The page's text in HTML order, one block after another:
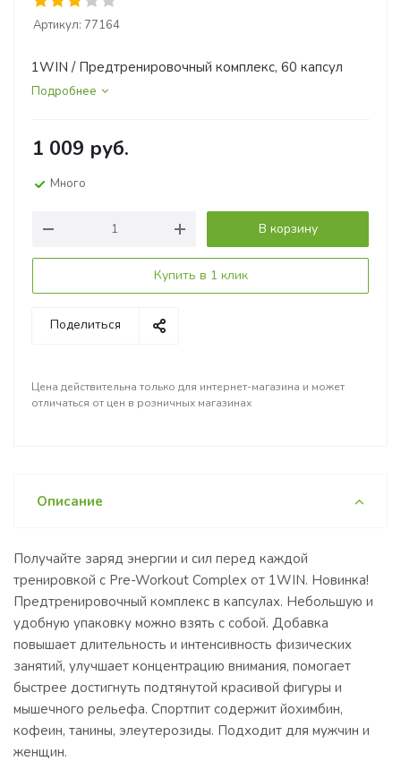
Артикул: 77164
1WIN / Предтренировочный комплекс, 60 капсул
Подробнее
1 009 руб.
Много
В корзину
Купить в 1 клик
Поделиться
Цена действительна только для интернет-магазина и может
отличаться от цен в розничных магазинах
Описание
Получайте заряд энергии и сил перед каждой
тренировкой с Pre-Workout Complex от 1WIN. Новинка!
Предтренировочный комплекс в капсулах. Небольшую и
удобную упаковку можно взять с собой. Добавка
повышает длительность и интенсивность физических
занятий, улучшает концентрацию внимания, помогает
быстрее достигнуть подтянутой красивой фигуры и
мышечного рельефа. Спортпит содержит йохимбин,
кофеин, танины, элеутерозиды. Подходит для мужчин и
женщин.